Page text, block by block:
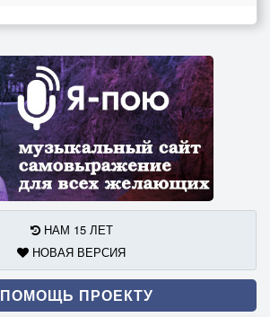
НАМ 15 ЛЕТ
НОВАЯ ВЕРСИЯ
ПОМОЩЬ ПРОЕКТУ